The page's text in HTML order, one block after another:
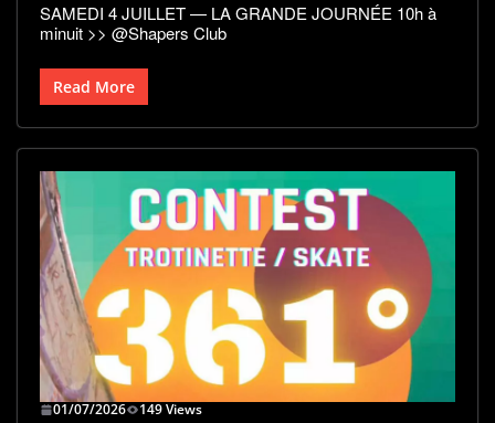
SAMEDI 4 JUILLET — LA GRANDE JOURNÉE 10h à
minuit >> @Shapers Club
Read More
01/07/2026 149 Views